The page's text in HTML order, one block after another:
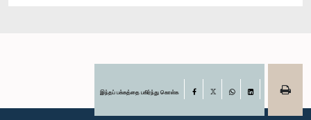
இந்தப் பக்கத்தை பகிர்ந்து கொள்க Facebook